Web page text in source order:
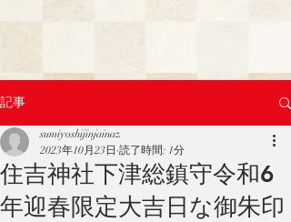
記事
住吉神社下津総鎮守令和6
年迎春限定大吉日な御朱印
sumiyoshijinjainaz
2023年10月23日 読了時間: 1分